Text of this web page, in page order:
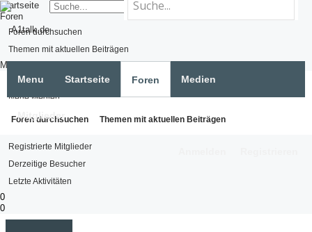
Startseite
Foren
Foren durchsuchen
Themen mit aktuellen Beiträgen
Medien
Medien suchen
Neue Medien
Mitglieder
Registrierte Mitglieder
Derzeitige Besucher
Letzte Aktivitäten
0
0
Menu Startseite Foren
Foren durchsuchen Themen mit aktuellen Beiträgen
Medien
Mitglieder